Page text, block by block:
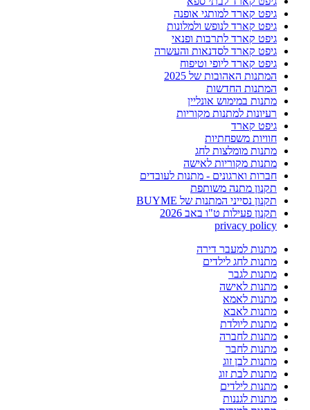
גיפט קארד למותגי אופנה
גיפט קארד לנופש ולמלונות
גיפט קארד לתרבות ופנאי
גיפט קארד לסדנאות והעשרה
גיפט קארד ליופי וטיפוח
המתנות האהובות של 2025
המתנות החדשות
מתנות במימוש אונליין
רעיונות למתנות מקוריות
גיפט קארד
חוויות משפחתיות
מתנות מומלצות לחג
מתנות מקוריות לאישה
חברות וארגונים - מתנות לעובדים
תקנון מתנה משותפת
תקנון נסייני המתנות של BUYME
תקנון פעילות ט"ו באב 2026
privacy policy
מתנות למעבר דירה
מתנות לחג לילדים
מתנות לגבר
מתנות לאישה
מתנות לאמא
מתנות לאבא
מתנות ליולדת
מתנות לחברה
מתנות לחבר
מתנות לבן זוג
מתנות לבת זוג
מתנות לילדים
מתנות לגננות